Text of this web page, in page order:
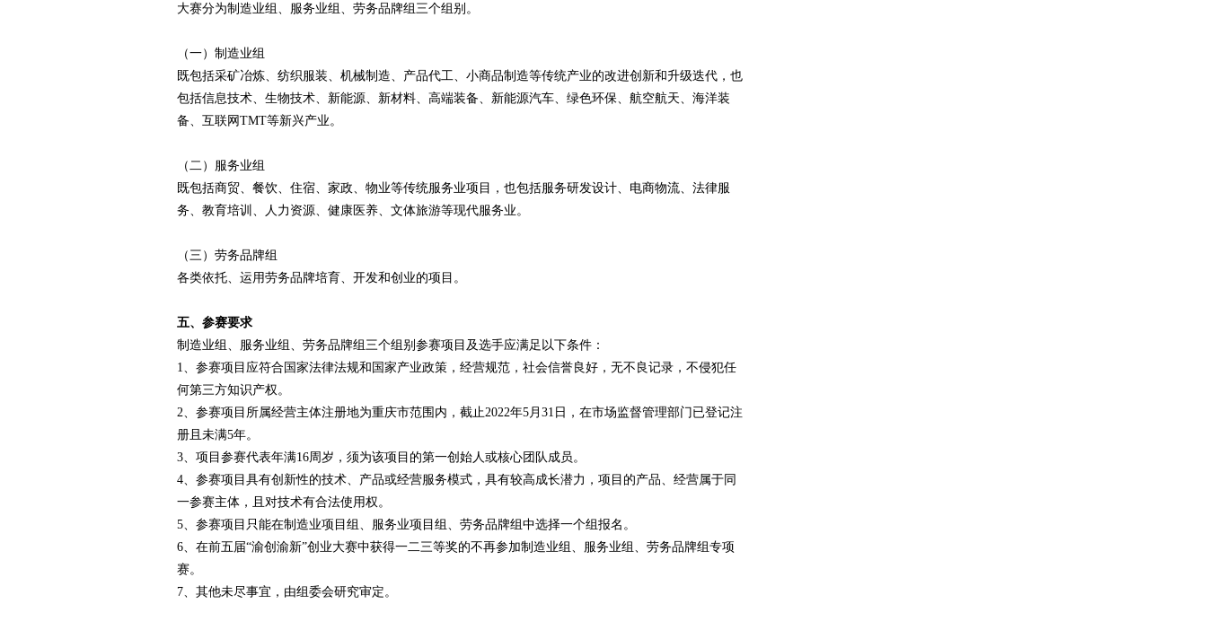
大赛分为制造业组、服务业组、劳务品牌组三个组别。
（一）制造业组
既包括采矿冶炼、纺织服装、机械制造、产品代工、小商品制造等传统产业的改进创新和升级迭代，也
包括信息技术、生物技术、新能源、新材料、高端装备、新能源汽车、绿色环保、航空航天、海洋装
备、互联网TMT等新兴产业。
（二）服务业组
既包括商贸、餐饮、住宿、家政、物业等传统服务业项目，也包括服务研发设计、电商物流、法律服
务、教育培训、人力资源、健康医养、文体旅游等现代服务业。
（三）劳务品牌组
各类依托、运用劳务品牌培育、开发和创业的项目。
五、参赛要求
制造业组、服务业组、劳务品牌组三个组别参赛项目及选手应满足以下条件：
1、参赛项目应符合国家法律法规和国家产业政策，经营规范，社会信誉良好，无不良记录，不侵犯任
何第三方知识产权。
2、参赛项目所属经营主体注册地为重庆市范围内，截止2022年5月31日，在市场监督管理部门已登记注
册且未满5年。
3、项目参赛代表年满16周岁，须为该项目的第一创始人或核心团队成员。
4、参赛项目具有创新性的技术、产品或经营服务模式，具有较高成长潜力，项目的产品、经营属于同
一参赛主体，且对技术有合法使用权。
5、参赛项目只能在制造业项目组、服务业项目组、劳务品牌组中选择一个组报名。
6、在前五届“渝创渝新”创业大赛中获得一二三等奖的不再参加制造业组、服务业组、劳务品牌组专项
赛。
7、其他未尽事宜，由组委会研究审定。